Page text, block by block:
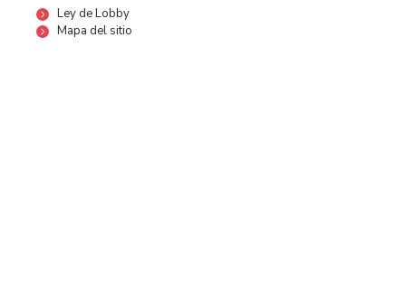
Ley de Lobby
Mapa del sitio